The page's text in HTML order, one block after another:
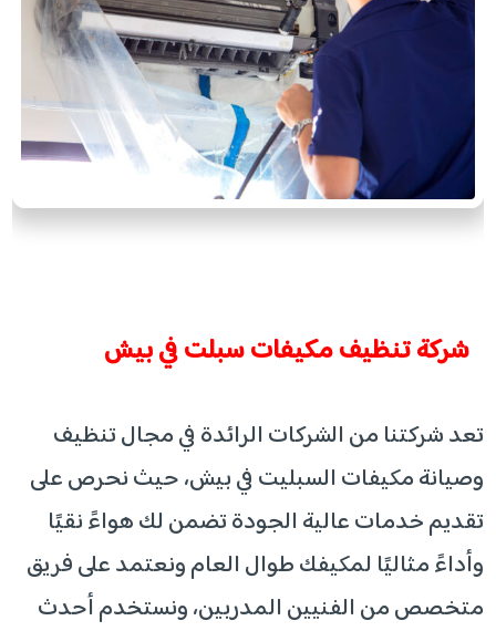
شركة تنظيف مكيفات سبلت في بيش
تعد شركتنا من الشركات الرائدة في مجال تنظيف
وصيانة مكيفات السبليت في بيش، حيث نحرص على
تقديم خدمات عالية الجودة تضمن لك هواءً نقيًا
وأداءً مثاليًا لمكيفك طوال العام ونعتمد على فريق
متخصص من الفنيين المدربين، ونستخدم أحدث